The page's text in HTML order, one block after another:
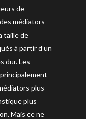
de
médiators
taille de
à partir d’un
dur. Les
plus
plus
Mais ce ne